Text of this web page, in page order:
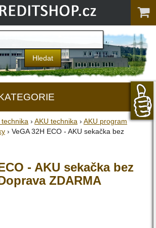
› AKU technika › AKU program
› VeGA 32H ECO - AKU sekačka bez
- AKU sekačka bez
ZDARMA